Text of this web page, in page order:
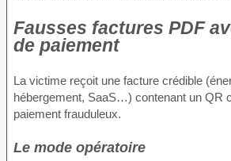
Fausses factures PDF
de paiement
La victime reçoit une facture crédible
hébergement, SaaS…) contenant un QR
paiement frauduleux.
Le mode opératoire